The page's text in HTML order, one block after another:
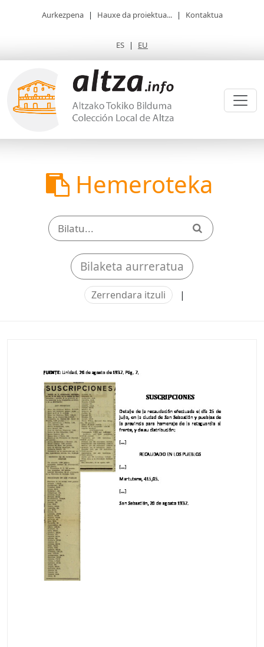
Aurkezpena | Hauxe da proiektua... | Kontaktua
ES | EU
Hemeroteka
Bilaketa aurreratua
Zerrendara itzuli |